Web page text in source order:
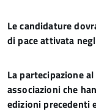
Le candidature
di pace attivata
La partecipazione
associazioni che
edizioni precedenti